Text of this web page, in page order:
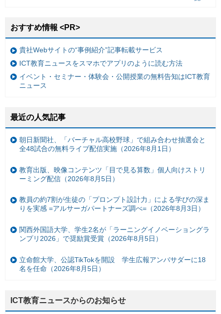
おすすめ情報 <PR>
貴社Webサイトの“事例紹介”記事転載サービス
ICT教育ニュースをスマホでアプリのように読む方法
イベント・セミナー・体験会・公開授業の無料告知はICT教育
ニュース
最近の人気記事
朝日新聞社、「バーチャル高校野球」で組み合わせ抽選会と
全48試合の無料ライブ配信実施（2026年8月1日）
教育出版、映像コンテンツ「目で見る算数」個人向けストリ
ーミング配信（2026年8月5日）
教員の約7割が生徒の「プロンプト設計力」による学びの深ま
りを実感 =アルサーガパートナーズ調べ=（2026年8月3日）
関西外国語大学、学生2名が「ラーニングイノベーショングラ
ンプリ2026」で奨励賞受賞（2026年8月5日）
立命館大学、公認TikTokを開設 学生広報アンバサダーに18
名を任命（2026年8月5日）
ICT教育ニュースからのお知らせ